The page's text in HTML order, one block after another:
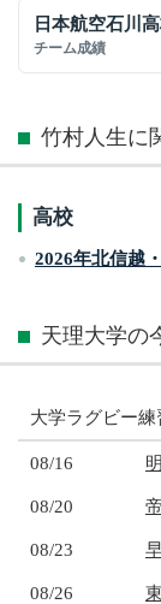
日本航空石川
チーム成績
竹村人生に
高校
2026年北信越
天理大学の
大学ラグビー練
08/16
08/20
08/23
08/26